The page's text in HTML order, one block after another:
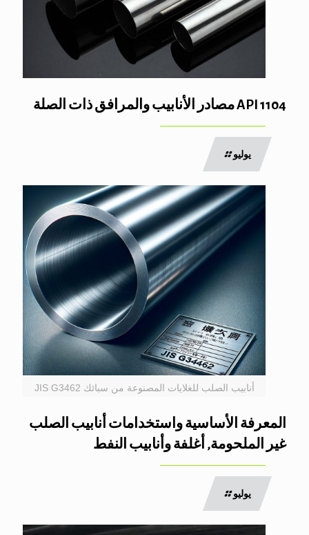
API 1104 مصادر الأنابيب والمرافق ذات الصلة
يوليو
أنابيب الصلب للغلايات المصنوعة من سبائك JIS G3462
المعرفة الأساسية واستخدامات أنابيب الصلب
غير الملحومة, أغلفة وأنابيب النفط
يوليو